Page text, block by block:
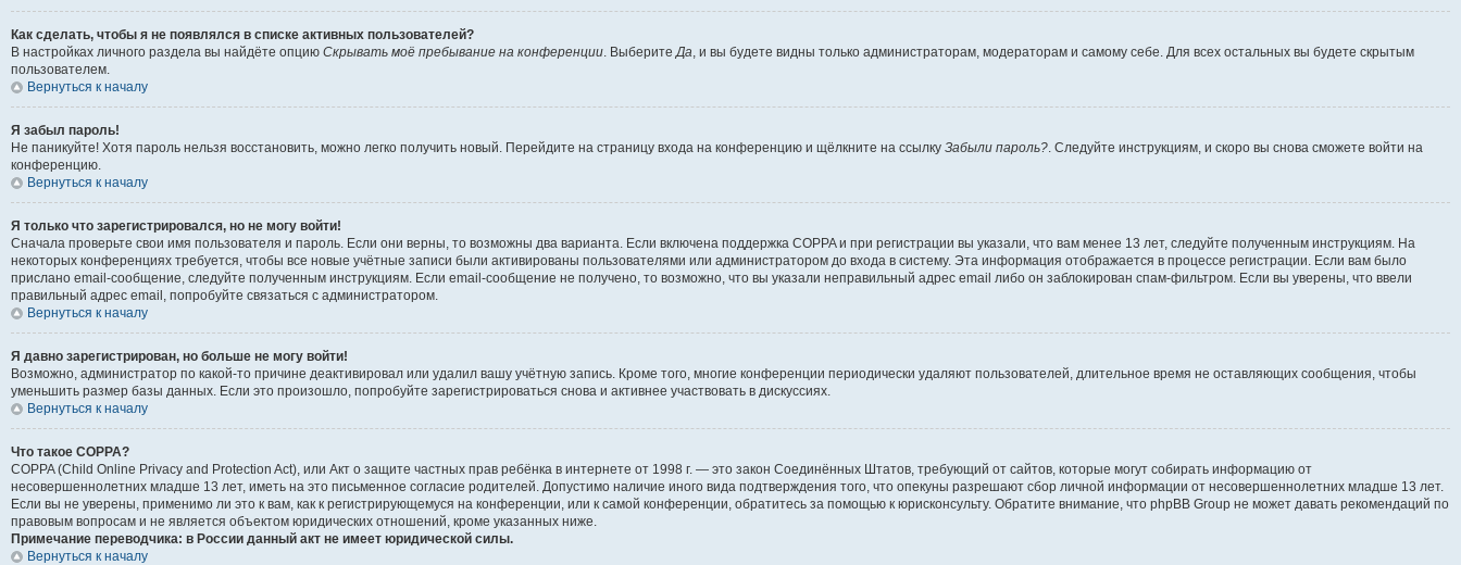
Как сделать, чтобы я не появлялся в списке активных пользователей?
В настройках личного раздела вы найдёте опцию Скрывать моё пребывание на конференции . Выберите Да , и вы будете видны только администраторам, модераторам и самому себе. Для всех остальных вы будете скрытым
пользователем.
Вернуться к началу
Я забыл пароль!
Не паникуйте! Хотя пароль нельзя восстановить, можно легко получить новый. Перейдите на страницу входа на конференцию и щёлкните на ссылку Забыли пароль? . Следуйте инструкциям, и скоро вы снова сможете войти на
конференцию.
Вернуться к началу
Я только что зарегистрировался, но не могу войти!
Сначала проверьте свои имя пользователя и пароль. Если они верны, то возможны два варианта. Если включена поддержка COPPA и при регистрации вы указали, что вам менее 13 лет, следуйте полученным инструкциям. На
некоторых конференциях требуется, чтобы все новые учётные записи были активированы пользователями или администратором до входа в систему. Эта информация отображается в процессе регистрации. Если вам было
прислано email-сообщение, следуйте полученным инструкциям. Если email-сообщение не получено, то возможно, что вы указали неправильный адрес email либо он заблокирован спам-фильтром. Если вы уверены, что ввели
правильный адрес email, попробуйте связаться с администратором.
Вернуться к началу
Я давно зарегистрирован, но больше не могу войти!
Возможно, администратор по какой-то причине деактивировал или удалил вашу учётную запись. Кроме того, многие конференции периодически удаляют пользователей, длительное время не оставляющих сообщения, чтобы
уменьшить размер базы данных. Если это произошло, попробуйте зарегистрироваться снова и активнее участвовать в дискуссиях.
Вернуться к началу
Что такое COPPA?
COPPA (Child Online Privacy and Protection Act), или Акт о защите частных прав ребёнка в интернете от 1998 г. — это закон Соединённых Штатов, требующий от сайтов, которые могут собирать информацию от
несовершеннолетних младше 13 лет, иметь на это письменное согласие родителей. Допустимо наличие иного вида подтверждения того, что опекуны разрешают сбор личной информации от несовершеннолетних младше 13 лет.
Если вы не уверены, применимо ли это к вам, как к регистрирующемуся на конференции, или к самой конференции, обратитесь за помощью к юрисконсульту. Обратите внимание, что phpBB Group не может давать рекомендаций по
правовым вопросам и не является объектом юридических отношений, кроме указанных ниже.
Примечание переводчика: в России данный акт не имеет юридической силы.
Вернуться к началу